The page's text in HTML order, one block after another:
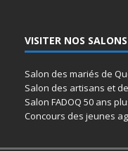
VISITER NOS
Salon des mariés de
Salon des artisans et
Salon FADOQ 50 ans
Concours des jeunes